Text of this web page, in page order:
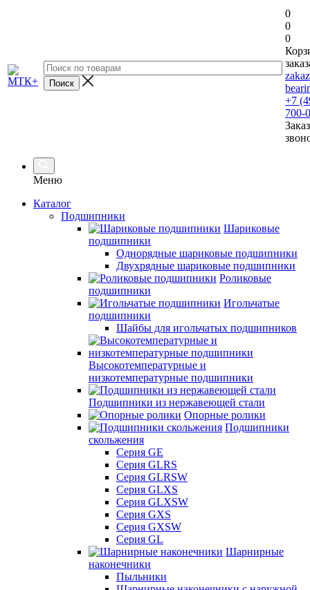
0
0
0
+7
700-
Меню
Каталог
Подшипники
Шариковые
подшипники
Однорядные шариковые подшипники
Двухрядные шариковые подшипники
Роликовые
подшипники
Игольчатые
подшипники
Шайбы для игольчатых подшипников
Высокотемпературные и
низкотемпературные подшипники
Подшипники из нержавеющей стали
Опорные ролики
Подшипники
скольжения
Серия GE
Серия GLRS
Серия GLRSW
Серия GLXS
Серия GLXSW
Серия GXS
Серия GXSW
Серия GL
Шарнирные
наконечники
Пыльники